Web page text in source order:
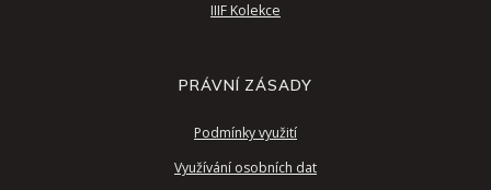
IIIF Kolekce
PRÁVNÍ ZÁSADY
Podmínky využití
Využívání osobních dat